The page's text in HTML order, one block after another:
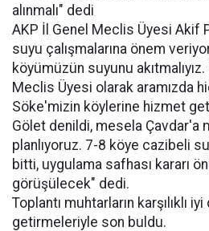
alınmalı" dedi
AKP İl Genel Meclis Üyesi Akif
suyu çalışmalarına önem
köyümüzün suyunu
Meclis Üyesi olarak aramızda
Söke'mizin köylerine hizmet
Gölet denildi, mesela Çavdar'a
planlıyoruz. 7-8 köye cazibeli
bitti, uygulama safhası kararı
görüşülecek" dedi.
Toplantı muhtarların karşılıklı
getirmeleriyle son buldu.